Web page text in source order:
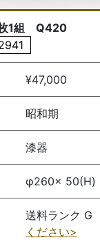
1組 Q420
¥47,000
昭和期
漆器
φ260× 50(H)
送料ランク G
ください>